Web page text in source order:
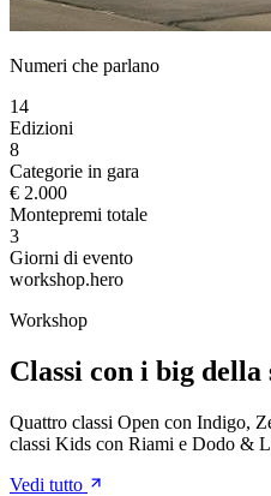
Numeri che parlano
14
Edizioni
8
Categorie in gara
€ 2.000
Montepremi totale
3
Giorni di evento
workshop.hero
Workshop
Classi con i big della
Quattro classi Open con Indigo,
classi Kids con Riami e Dodo &
Vedi tutto